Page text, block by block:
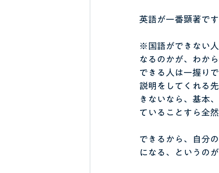
英語が一番顕著で
※国語ができない
なるのかが、わか
できる人は一握り
説明をしてくれる
きないなら、基本
ていることすら全
できるから、自分
になる、というの